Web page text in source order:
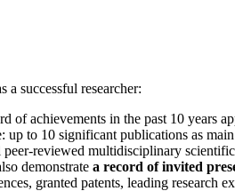
successful researcher:
achievements in the past 10 years
to 10 significant publications as
reviewed multidisciplinary
demonstrate a record of invited
granted patents, leading research